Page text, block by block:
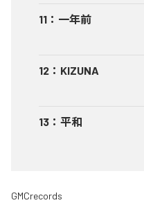
11 ： 一年前
12 ： KIZUNA
13 ： 平和
GMCrecords